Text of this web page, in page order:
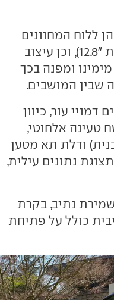
ללוח המחוונים
("8.8 לעומת "5) ולמסך המגע ("15.6 לעומת "12.8), וכן עיצוב
ומפנה בכך
שבין המושבים.
דמויי עור, כיוון
טעינה אלחוטי,
ודלת תא מטען
נתונים עילית,
נתיב, בקרת
כולל על פתיחת